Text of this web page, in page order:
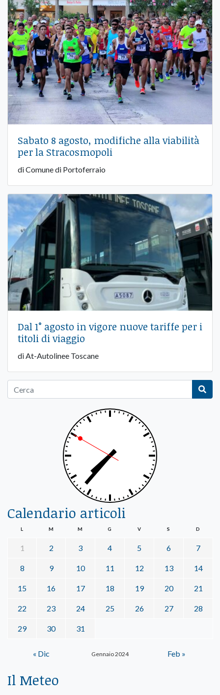
Sabato 8 agosto, modifiche alla viabilità
per la Stracosmopoli
di Comune di Portoferraio
Dal 1° agosto in vigore nuove tariffe per i
titoli di viaggio
di At-Autolinee Toscane
Calendario articoli
Gennaio 2024
L M M G V S D
1 2 3 4 5 6 7
8 9 10 11 12 13 14
15 16 17 18 19 20 21
22 23 24 25 26 27 28
29 30 31
« Dic Feb »
Il Meteo